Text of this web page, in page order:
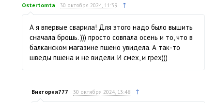
Ostertomta 30 октября 2024, 11:39 ↑
А я впервые сварила! Для этого надо было вышить
сначала брошь. ))) просто совпала осень и то, что в
балканском магазине пшено увидела. А так-то
шведы пшена и не видели. И смех, и грех)))
Виктория777 30 октября 2024, 13:48 ↑